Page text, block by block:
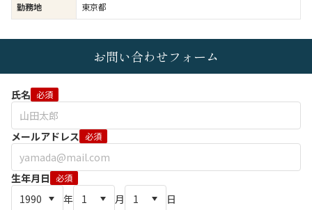
勤務地
東京都
お問い合わせフォーム
氏名 必須
メールアドレス 必須
生年月日 必須
年 月
日